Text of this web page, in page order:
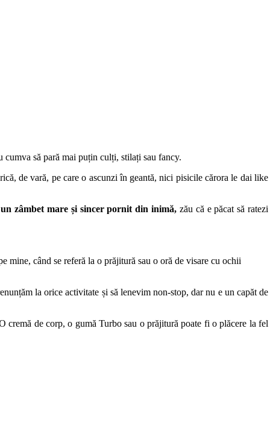
cumva să pară mai puțin culți, stilați sau fancy.
de vară, pe care o ascunzi în geantă, nici pisicile cărora le dai like
un zâmbet mare și sincer pornit din inimă, zău că e păcat să ratezi
mine, când se referă la o prăjitură sau o oră de visare cu ochii
la orice activitate și să lenevim non-stop, dar nu e un capăt de
cremă de corp, o gumă Turbo sau o prăjitură poate fi o plăcere la fel